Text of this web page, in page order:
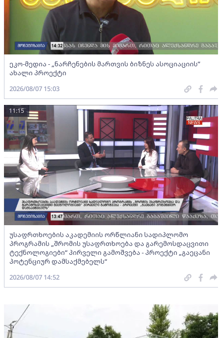
ეკო-მედია - „ნარჩენების მართვის ბიზნეს ასოციაციის”
ახალი პროექტი
2026/08/07 15:03
უსაფრთხოების აკადემიის ორწლიანი სადიპლომო
პროგრამის „შრომის უსაფრთხოება და გარემოსდაცვითი
ტექნოლოგიები“ პირველი გამოშვება - პროექტი „გაეცანი
პოტენციურ დამსაქმებელს“
11:15
2026/08/07 14:52